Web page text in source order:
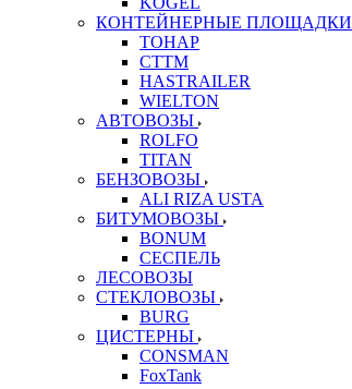
КОНТЕЙНЕРНЫЕ ПЛОЩАДКИ
ТОНАР
CTTM
HASTRAILER
WIELTON
АВТОВОЗЫ
ROLFO
TITAN
БЕНЗОВОЗЫ
ALI RIZA USTA
БИТУМОВОЗЫ
BONUM
СЕСПЕЛЬ
ЛЕСОВОЗЫ
СТЕКЛОВОЗЫ
BURG
ЦИСТЕРНЫ
CONSMAN
FoxTank